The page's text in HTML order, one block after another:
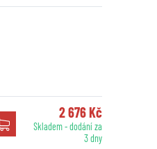
2 676 Kč
Skladem - dodání za
3 dny